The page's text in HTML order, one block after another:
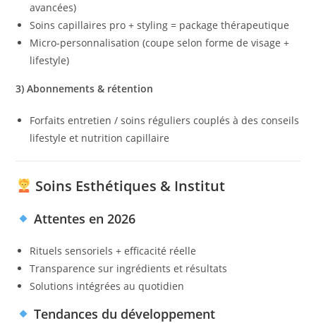
avancées)
Soins capillaires pro + styling = package thérapeutique
Micro-personnalisation (coupe selon forme de visage +
lifestyle)
3) Abonnements & rétention
Forfaits entretien / soins réguliers couplés à des conseils
lifestyle et nutrition capillaire
Soins Esthétiques & Institut
Attentes en 2026
Rituels sensoriels + efficacité réelle
Transparence sur ingrédients et résultats
Solutions intégrées au quotidien
Tendances du développement